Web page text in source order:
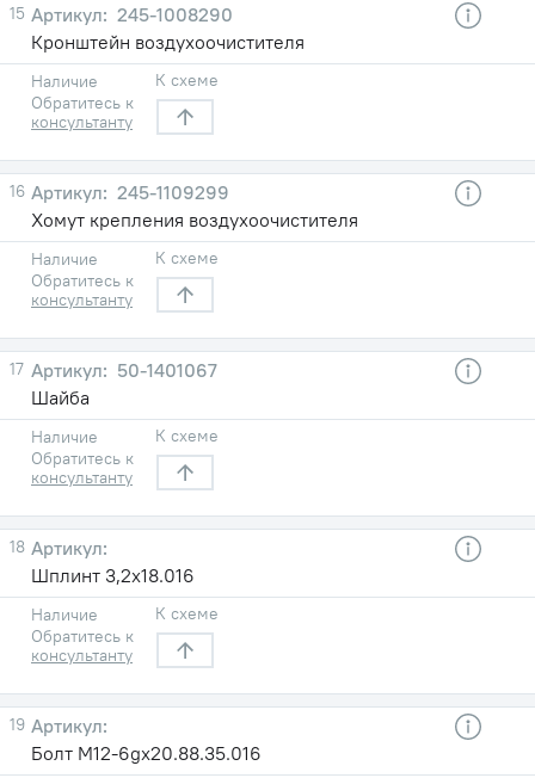
15
245-1008290
Кронштейн воздухоочистителя
Наличие
Обратитесь к
консультанту
К схеме
16
245-1109299
Хомут крепления воздухоочистителя
Наличие
Обратитесь к
консультанту
К схеме
17
50-1401067
Шайба
Наличие
Обратитесь к
консультанту
К схеме
18
Шплинт 3,2х18.016
Наличие
Обратитесь к
консультанту
К схеме
19
Болт М12-6gх20.88.35.016